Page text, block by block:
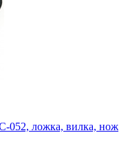
052, ложка, вилка, нож